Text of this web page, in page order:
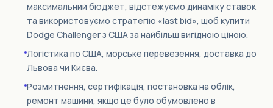
максимальний бюджет, відстежуємо динаміку ставок
та використовуємо стратегію «last bid», щоб купити
Dodge Challenger з США за найбільш вигідною ціною.
Логістика по США, морське перевезення, доставка до
Львова чи Києва.
Розмитнення, сертифікація, постановка на облік,
ремонт машини, якщо це було обумовлено в